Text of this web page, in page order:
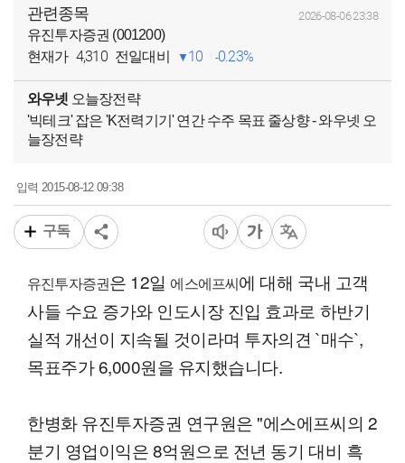
관련종목 2026-08-06 23:38
유진투자증권 (001200)
현재가 4,310 전일대비 10 0.23%
와우넷 오늘장전략
'빅테크' 잡은 'K전력기기' 연간 수주 목표 줄상향 - 와우넷 오
늘장전략
입력 2015-08-12 09:38
구독
유진투자증권은 12일 에스에프씨 에 대해 국내 고객
사들 수요 증가와 인도시장 진입 효과로 하반기
실적 개선이 지속될 것이라며 투자의견 `매수`,
목표주가 6,000원을 유지했습니다.
한병화 유진투자증권 연구원은 "에스에프씨의 2
분기 영업이익은 8억원으로 전년 동기 대비 흑